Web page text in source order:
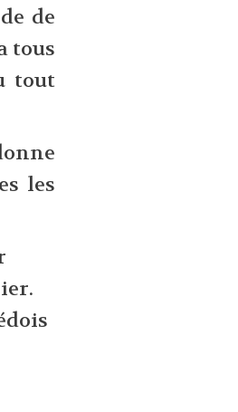
de
tous
tout
les